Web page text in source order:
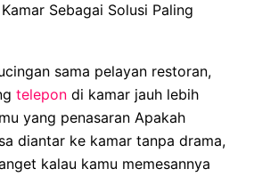
Sebagai Solusi Paling
sama pelayan restoran,
telepon di kamar jauh lebih
yang penasaran Apakah
diantar ke kamar tanpa drama,
kalau kamu memesannya